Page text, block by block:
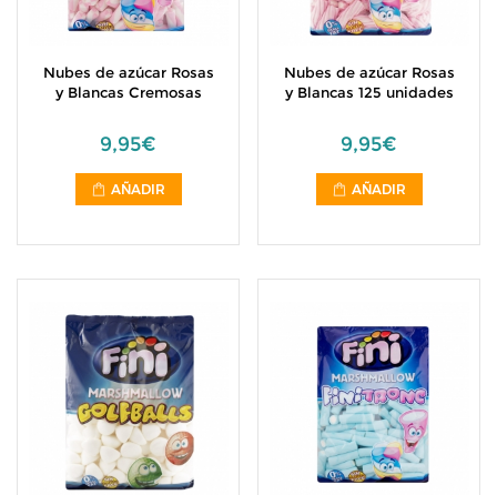
Nubes de azúcar Rosas
y Blancas Cremosas
9,95€
AÑADIR
Nubes de azúcar Rosas
y Blancas 125 unidades
9,95€
AÑADIR